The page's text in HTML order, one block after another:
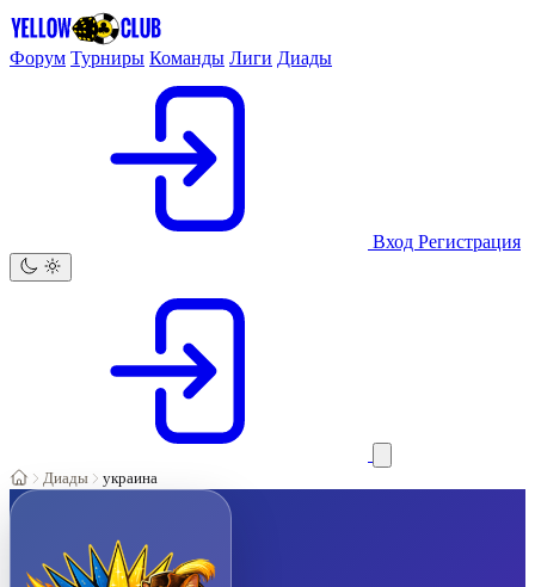
Форум Турниры Команды Лиги Диады
Вход Регистрация
Диады украина